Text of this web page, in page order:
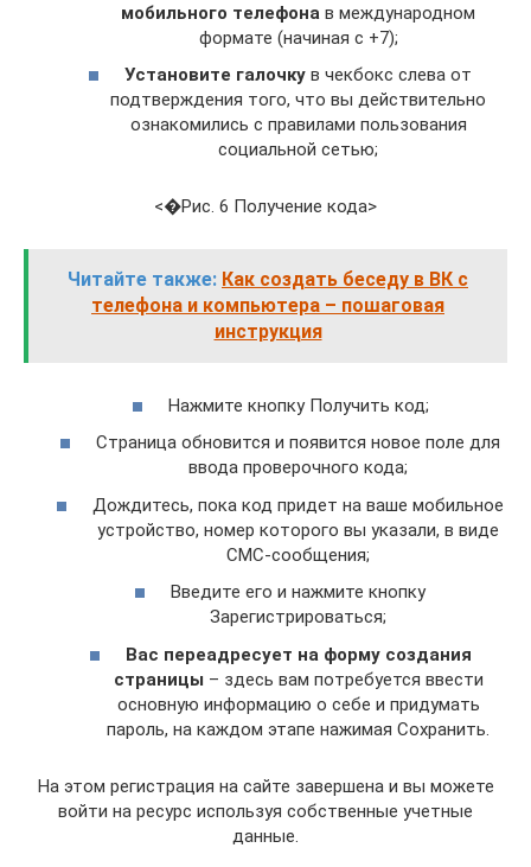
мобильного телефона в международном
формате (начиная с +7);
Установите галочку в чекбокс слева от
подтверждения того, что вы действительно
ознакомились с правилами пользования
социальной сетью;
<�Рис. 6 Получение кода>
Читайте также: Как создать беседу в ВК с
телефона и компьютера – пошаговая
инструкция
Нажмите кнопку Получить код;
Страница обновится и появится новое поле для
ввода проверочного кода;
Дождитесь, пока код придет на ваше мобильное
устройство, номер которого вы указали, в виде
СМС-сообщения;
Введите его и нажмите кнопку
Зарегистрироваться;
Вас переадресует на форму создания
страницы – здесь вам потребуется ввести
основную информацию о себе и придумать
пароль, на каждом этапе нажимая Сохранить.
На этом регистрация на сайте завершена и вы можете
войти на ресурс используя собственные учетные
данные.